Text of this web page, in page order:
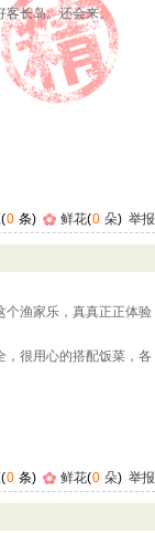
客长岛。还会来。
(0 条) 鲜花(0 朵) 举报
个渔家乐，真真正正体验
，很用心的搭配饭菜，各
(0 条) 鲜花(0 朵) 举报